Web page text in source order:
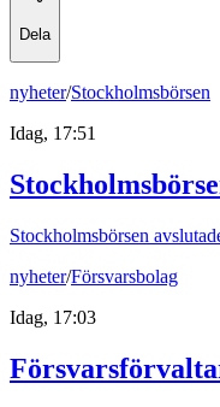
Dela
nyheter/Stockholmsbörsen
Idag, 17:51
Stockholmsbörsen
nyheter/Försvarsbolag
Idag, 17:03